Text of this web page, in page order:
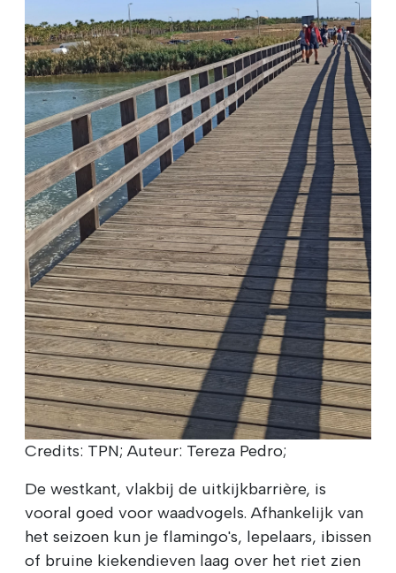
Credits: TPN; Auteur: Tereza Pedro;
De westkant, vlakbij de uitkijkbarrière, is
vooral goed voor waadvogels. Afhankelijk van
het seizoen kun je flamingo's, lepelaars, ibissen
of bruine kiekendieven laag over het riet zien